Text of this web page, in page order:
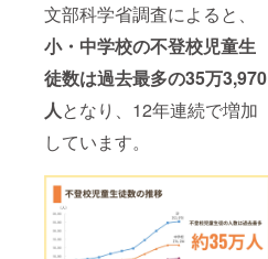
文部科学省調査によると、
小・中学校の不登校児童生
徒数は過去最多の35万3,970
人となり、12年連続で増加
しています。